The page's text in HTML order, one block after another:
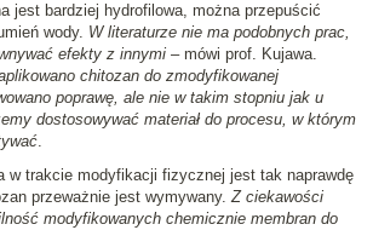
jest bardziej hydrofilowa, można przepuścić
wody. W literaturze nie ma podobnych prac,
efekty z innymi – mówi prof. Kujawa.
chitozan do zmodyfikowanej
poprawę, ale nie w takim stopniu jak u
dostosowywać materiał do procesu, w którym
.
w trakcie modyfikacji fizycznej jest tak naprawdę
przeważnie jest wymywany.Z ciekawości
modyfikowanych chemicznie membran do